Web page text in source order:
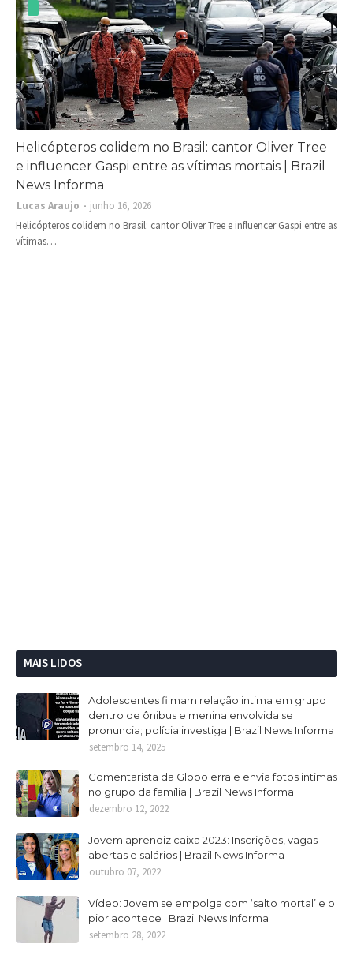
Helicópteros colidem no Brasil: cantor Oliver Tree
e influencer Gaspi entre as vítimas mortais | Brazil
News Informa
Lucas Araujo
junho 16, 2026
Helicópteros colidem no Brasil: cantor Oliver Tree e influencer Gaspi entre as
vítimas…
MAIS LIDOS
Adolescentes filmam relação intima em grupo
dentro de ônibus e menina envolvida se
pronuncia; polícia investiga | Brazil News Informa
setembro 14, 2025
Comentarista da Globo erra e envia fotos intimas
no grupo da família | Brazil News Informa
dezembro 12, 2022
Jovem aprendiz caixa 2023: Inscrições, vagas
abertas e salários | Brazil News Informa
outubro 07, 2022
Vídeo: Jovem se empolga com ‘salto mortal’ e o
pior acontece | Brazil News Informa
setembro 28, 2022